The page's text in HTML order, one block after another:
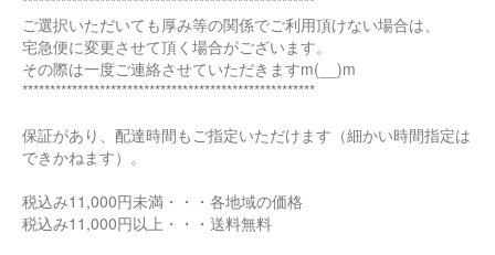
ご選択いただいても厚み等の関係でご利用頂けない場合は、
宅急便に変更させて頂く場合がございます。
その際は一度ご連絡させていただきますm(__)m
*****************************************************
保証があり、配達時間もご指定いただけます（細かい時間指定は
できかねます）。
税込み11,000円未満・・・各地域の価格
税込み11,000円以上・・・送料無料